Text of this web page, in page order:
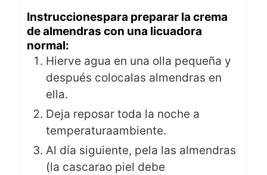
Instruccionespara preparar la crema
de almendras con una licuadora
normal:
Hierve agua en una olla pequeña y
después colocalas almendras en
ella.
Deja reposar toda la noche a
temperaturaambiente.
Al día siguiente, pela las almendras
(la cascarao piel debe